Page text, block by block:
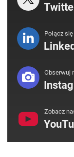
Połącz
Obserwuj
Zobacz